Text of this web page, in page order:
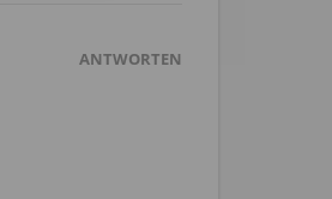
ANTWORTEN